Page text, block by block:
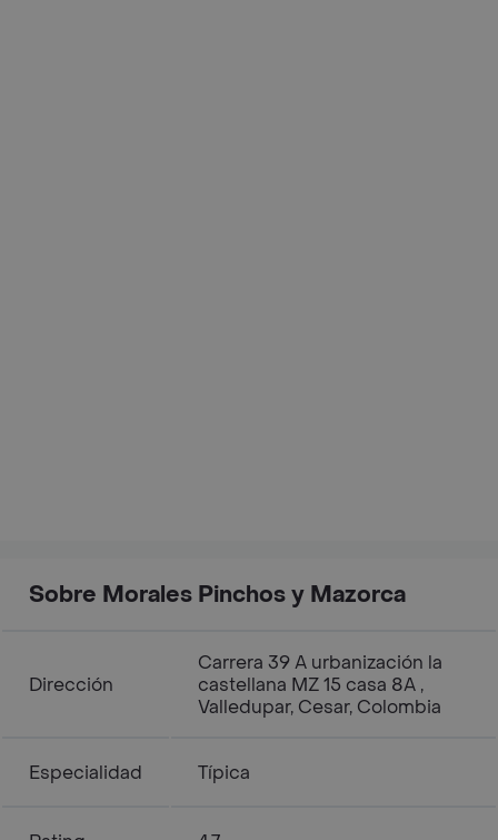
Sobre Morales Pinchos y Mazorca
Dirección
Carrera 39 A urbanización la
castellana MZ 15 casa 8A ,
Valledupar, Cesar, Colombia
Especialidad Típica